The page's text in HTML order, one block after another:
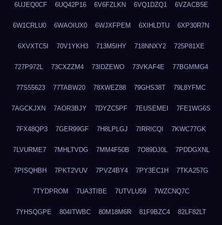
6UJEQ0CF 6UQ42P16 6V6FZLKN 6VQ1DZQ1 6VZACB5E
6W1CRLU0 6WAOIUX0 6WJXFPEM 6XIHLDTU 6XP30R7N
6XVXTC5I 70V1YKH3 713M5IHY 718NNXY2 725P81XE
727P972L 73CXZZM4 73IDZEWO 73VKAF4E 77BGMMG4
77S55623 77TABW20 78XWEZ88 79GHS38T 79L8YFMC
7AGCKJXN 7AOR3BJY 7DYZC5PF 7EUSEMEI 7FE1WG6S
7FX48QP3 7GER99GF 7H8LPLGJ 7IRRICQI 7KWC77GK
7LVURME7 7MHLTVDG 7MM4F50B 7O89DJ0L 7PDDGXNL
7PISQHBH 7PKT2VUV 7PVZ4BY4 7PY3EC1H 7TKA257G
7TYDPROM 7UA3TIBE 7UTVLU59 7WZCNQ7C
7YHSQGPE 804ITWBC 80M18M6R 81F9BZC4 82LF82LT